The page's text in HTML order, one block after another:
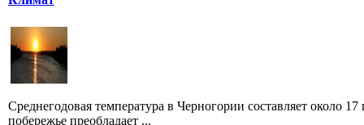
Среднегодовая температура в Черногории составляет около
побережье преобладает ...